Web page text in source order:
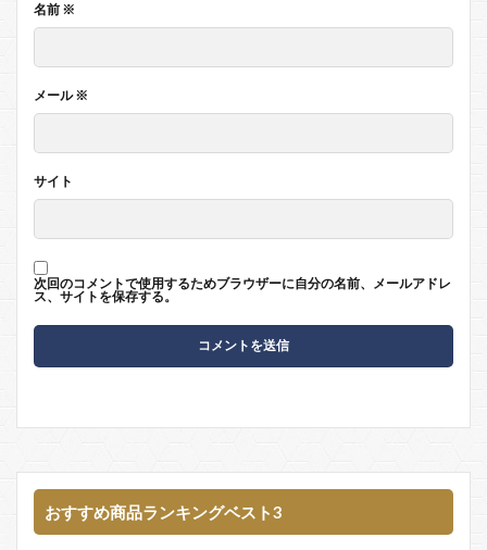
名前 ※
メール※
サイト
次回のコメントで使用するためブラウザーに自分の名前、メールアドレ
ス、サイトを保存する。
おすすめ商品ランキングベスト3